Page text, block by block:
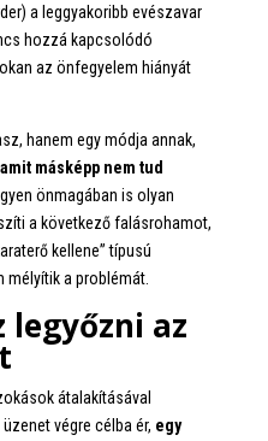
a leggyakoribb evészavar
hozzá kapcsolódó
az önfegyelem hiányát
hanem egy módja annak,
másképp nem tud
önmagában is olyan
a következő falásrohamot,
kellene” típusú
mélyítik a problémát.
legyőzni az
átalakításával
végre célba ér, egy